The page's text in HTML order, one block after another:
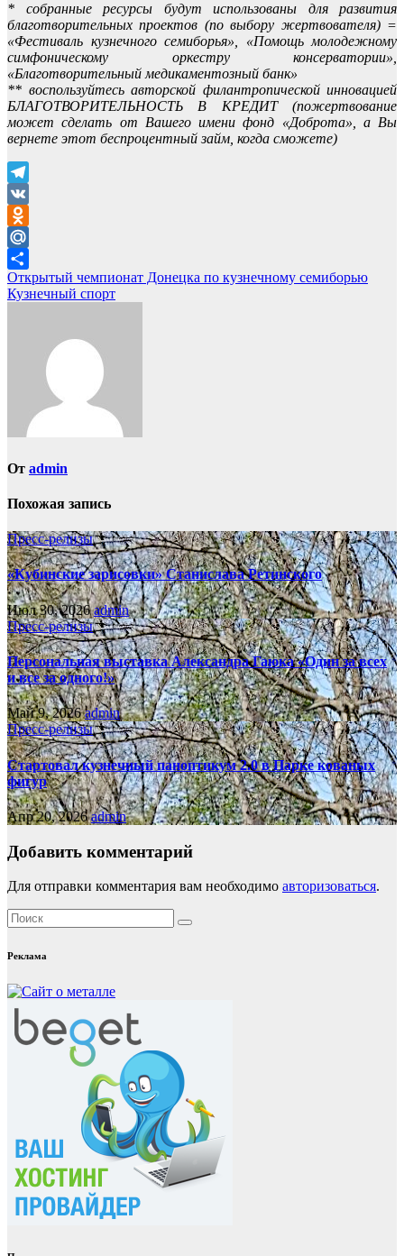
* собранные ресурсы будут использованы для развития
благотворительных проектов (по выбору жертвователя) =
«Фестиваль кузнечного семиборья», «Помощь молодежному
симфоническому оркестру консерватории»,
«Благотворительный медикаментозный банк»
** воспользуйтесь авторской филантропической инновацией
БЛАГОТВОРИТЕЛЬНОСТЬ В КРЕДИТ (пожертвование
может сделать от Вашего имени фонд «Доброта», а Вы
вернете этот беспроцентный займ, когда сможете)
Telegram
VK
Odnoklassniki
Mail.Ru
Отправить
Навигация
по
Открытый чемпионат Донецка по кузнечному семиборью
Кузнечный спорт
От admin
Похожая запись
Пресс-релизы
«Кубинские зарисовки» Станислава Ретинского
Июл 30, 2026admin
Пресс-релизы
Персональная выставка Александра Гаюка «Один за всех
и все за одного!»
Май 9, 2026admin
Пресс-релизы
Стартовал кузнечный паноптикум 2.0 в Парке кованых
фигур
Апр 20, 2026admin
Добавить комментарий
Для отправки комментария вам необходимо авторизоваться.
Реклама